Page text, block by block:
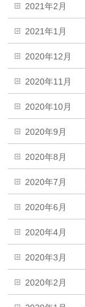
2021年2月
2021年1月
2020年12月
2020年11月
2020年10月
2020年9月
2020年8月
2020年7月
2020年6月
2020年4月
2020年3月
2020年2月